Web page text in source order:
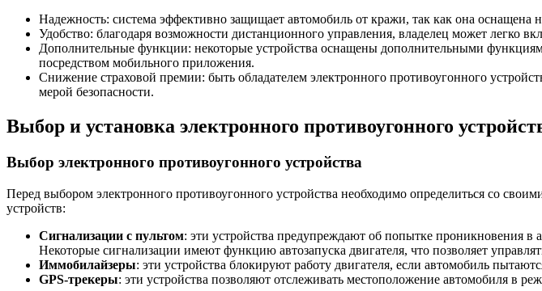
Надежность: система эффективно защищает автомобиль от кражи, так как она оснащена
Удобство: благодаря возможности дистанционного управления, владелец может легко
Дополнительные функции: некоторые устройства оснащены дополнительными
посредством мобильного приложения.
Снижение страховой премии: быть обладателем электронного противоугонного
мерой безопасности.
Выбор и установка электронного противоугонного
Выбор электронного противоугонного устройства
Перед выбором электронного противоугонного устройства необходимо определиться со
устройств:
Сигнализации с пультом: эти устройства предупреждают об попытке проникновения в
Некоторые сигнализации имеют функцию автозапуска двигателя, что позволяет
Иммобилайзеры: эти устройства блокируют работу двигателя, если автомобиль
GPS-трекеры: эти устройства позволяют отслеживать местоположение автомобиля в